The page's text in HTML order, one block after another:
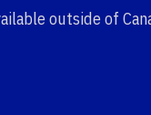
outside of